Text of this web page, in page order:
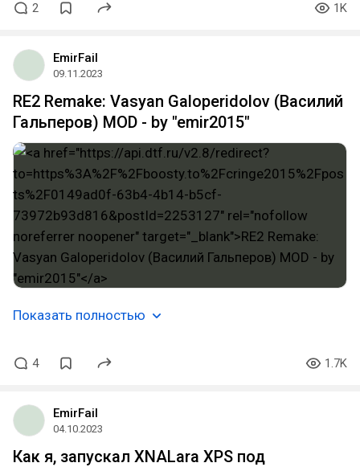
2 1K
EmirFail
09.11.2023
RE2 Remake: Vasyan Galoperidolov (Василий
Гальперов) MOD - by "emir2015"
Показать полностью
4 1.7K
EmirFail
04.10.2023
Как я, запускал XNALara XPS под